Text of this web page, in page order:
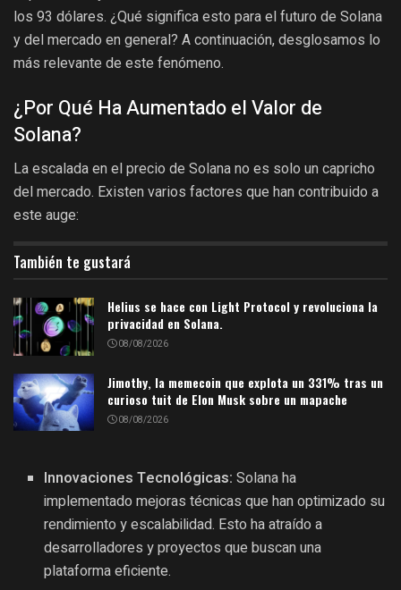
los 93 dólares. ¿Qué significa esto para el futuro de Solana
y del mercado en general? A continuación, desglosamos lo
más relevante de este fenómeno.
¿Por Qué Ha Aumentado el Valor de
Solana?
La escalada en el precio de Solana no es solo un capricho
del mercado. Existen varios factores que han contribuido a
este auge:
También te gustará
Helius se hace con Light Protocol y revoluciona la
privacidad en Solana.
08/08/2026
Jimothy, la memecoin que explota un 331% tras un
curioso tuit de Elon Musk sobre un mapache
08/08/2026
Innovaciones Tecnológicas: Solana ha
implementado mejoras técnicas que han optimizado su
rendimiento y escalabilidad. Esto ha atraído a
desarrolladores y proyectos que buscan una
plataforma eficiente.